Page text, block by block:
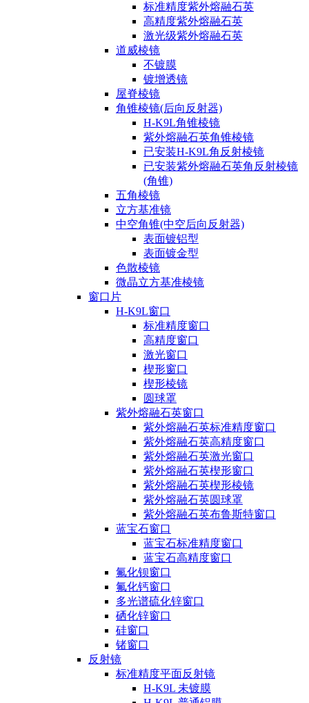
标准精度紫外熔融石英
高精度紫外熔融石英
激光级紫外熔融石英
道威棱镜
不镀膜
镀增透镜
屋脊棱镜
角锥棱镜(后向反射器)
H-K9L角锥棱镜
紫外熔融石英角锥棱镜
已安装H-K9L角反射棱镜
已安装紫外熔融石英角反射棱镜
(角锥)
五角棱镜
立方基准镜
中空角锥(中空后向反射器)
表面镀铝型
表面镀金型
色散棱镜
微晶立方基准棱镜
窗口片
H-K9L窗口
标准精度窗口
高精度窗口
激光窗口
楔形窗口
楔形棱镜
圆球罩
紫外熔融石英窗口
紫外熔融石英标准精度窗口
紫外熔融石英高精度窗口
紫外熔融石英激光窗口
紫外熔融石英楔形窗口
紫外熔融石英楔形棱镜
紫外熔融石英圆球罩
紫外熔融石英布鲁斯特窗口
蓝宝石窗口
蓝宝石标准精度窗口
蓝宝石高精度窗口
氟化钡窗口
氟化钙窗口
多光谱硫化锌窗口
硒化锌窗口
硅窗口
锗窗口
反射镜
标准精度平面反射镜
H-K9L 未镀膜